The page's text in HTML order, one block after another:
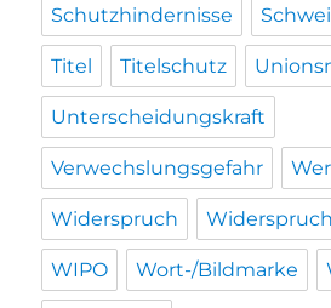
Schutzhindernisse
Titel Titelschutz
Unterscheidungskraft
Verwechslungsgefahr
Widerspruch
WIPO Wort-/Bildmarke